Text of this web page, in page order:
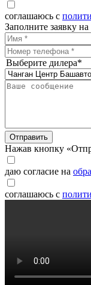
соглашаюсь с
Заполните заявку
Выберите дилера*
Отправить
Нажав кнопку
даю согласие на
соглашаюсь с